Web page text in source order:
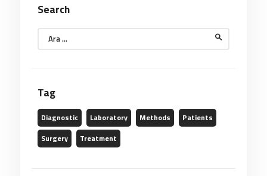
Search
Arama:
Tag
Diagnostic Laboratory Methods
Patients
Surgery
Treatment